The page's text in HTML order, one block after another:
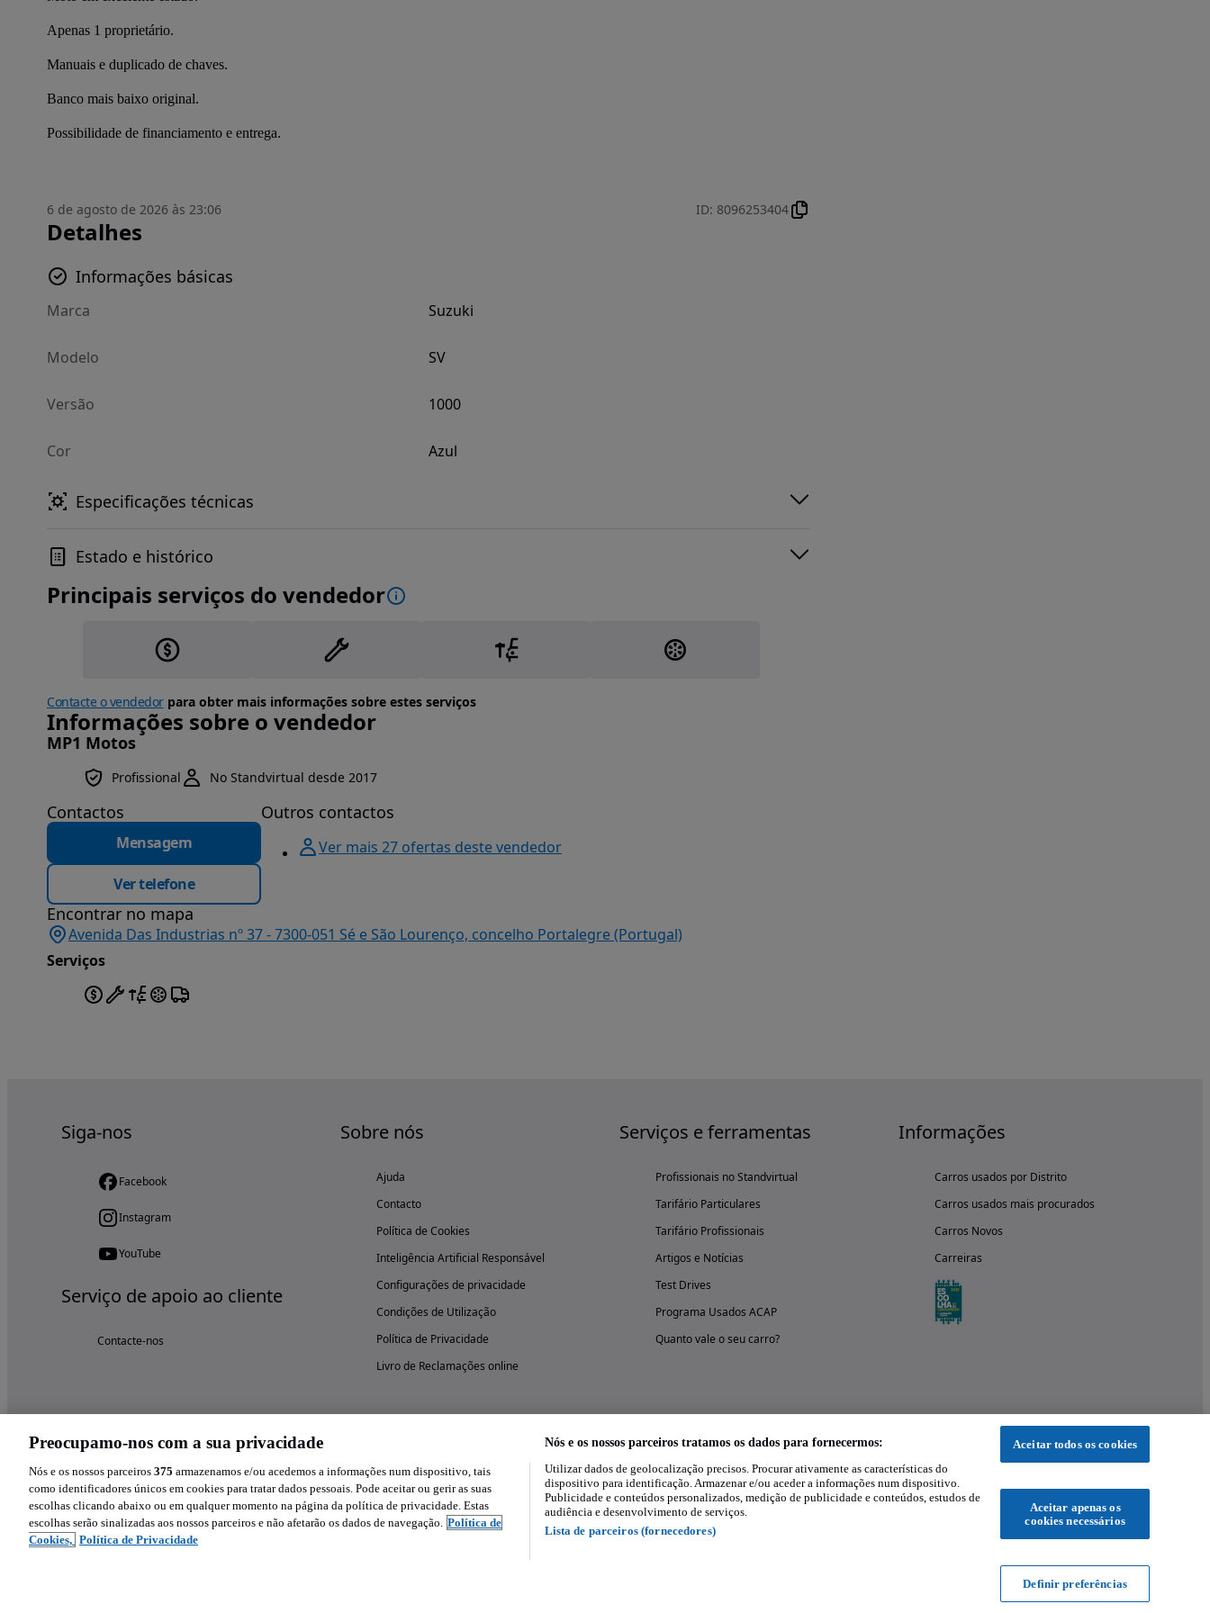
Apenas 1 proprietário.
Manuais e duplicado de chaves.
Banco mais baixo original.
Possibilidade de financiamento e entrega.
6 de agosto de 2026 às 23:06 ID: 8096253404
Detalhes
Informações básicas
Marca Suzuki
Modelo SV
Versão 1000
Cor Azul
Especificações técnicas
Estado e histórico
Principais serviços do vendedor
Contacte o vendedorpara obter mais informações sobre estes serviços
Informações sobre o vendedor
MP1 Motos
Profissional No Standvirtual desde 2017
Contactos
Mensagem
Ver telefone
Outros contactos
Ver mais 27 ofertas deste vendedor
Encontrar no mapa
Avenida Das Industrias nº 37 - 7300-051 Sé e São Lourenço, concelho Portalegre (Portugal)
Serviços
Siga-nos
Facebook
Instagram
YouTube
Serviço de apoio ao cliente
Contacte-nos
Sobre nós
Ajuda
Contacto
Política de Cookies
Inteligência Artificial Responsável
Configurações de privacidade
Condições de Utilização
Política de Privacidade
Livro de Reclamações online
Serviços e ferramentas
Profissionais no Standvirtual
Tarifário Particulares
Tarifário Profissionais
Artigos e Notícias
Test Drives
Programa Usados ACAP
Quanto vale o seu carro?
Informações
Carros usados por Distrito
Carros usados mais procurados
Carros Novos
Carreiras
Experimenta a aplicação
Preocupamo-nos com a sua privacidade
Nós e os nossos parceiros 375 armazenamos e/ou acedemos a informações num dispositivo, tais
como identificadores únicos em cookies para tratar dados pessoais. Pode aceitar ou gerir as suas
escolhas clicando abaixo ou em qualquer momento na página da política de privacidade. Estas
escolhas serão sinalizadas aos nossos parceiros e não afetarão os dados de navegação. Política de
Cookies, Política de Privacidade
Nós e os nossos parceiros tratamos os dados para fornecermos:
Utilizar dados de geolocalização precisos. Procurar ativamente as características do
dispositivo para identificação. Armazenar e/ou aceder a informações num dispositivo.
Publicidade e conteúdos personalizados, medição de publicidade e conteúdos, estudos de
audiência e desenvolvimento de serviços.
Lista de parceiros (fornecedores)
Aceitar todos os cookies
Aceitar apenas os
cookies necessários
Definir preferências